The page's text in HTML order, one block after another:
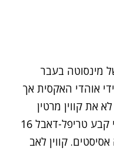
מינסוטה בעבר
אוהדי האקסית אך
את קווין מרטין
שסיים עם 31 נקודות. קייל לאברי קבע טריפל-דאבל 16
קווין לאב